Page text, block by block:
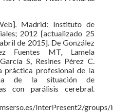
Madrid: Instituto de
2012 [actualizado 25
de 2015]. De González
Fuentes MT, Lamela
S, Resines Pérez C.
práctica profesional de la
de la situación de
con parálisis cerebral.
InterPresent2/